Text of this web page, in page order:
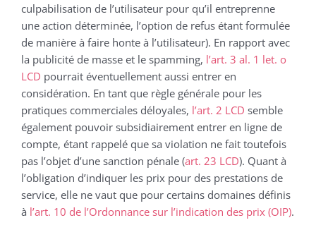
culpabilisation de l’utilisateur pour qu’il entreprenne
une action déterminée, l’option de refus étant formulée
de manière à faire honte à l’utilisateur). En rapport avec
la publicité de masse et le spamming, l’art. 3 al. 1 let. o
LCD pourrait éventuellement aussi entrer en
considération. En tant que règle générale pour les
pratiques commerciales déloyales, l’art. 2 LCD semble
également pouvoir subsidiairement entrer en ligne de
compte, étant rappelé que sa violation ne fait toutefois
pas l’objet d’une sanction pénale (art. 23 LCD). Quant à
l’obligation d’indiquer les prix pour des prestations de
service, elle ne vaut que pour certains domaines définis
à l’art. 10 de l’Ordonnance sur l’indication des prix (OIP).